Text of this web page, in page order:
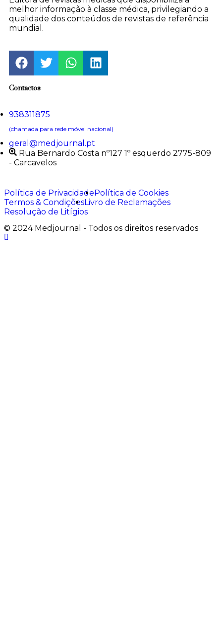
melhor informação à classe médica, privilegiando a
qualidade dos conteúdos de revistas de referência
mundial.
Contactos
938311875
(chamada para rede móvel nacional)
geral@medjournal.pt
Rua Bernardo Costa nº127 1º esquerdo 2775-809
- Carcavelos
Política de PrivacidadePolítica de Cookies
Termos & CondiçõesLivro de Reclamações
Resolução de Litígios
© 2024 Medjournal - Todos os direitos reservados